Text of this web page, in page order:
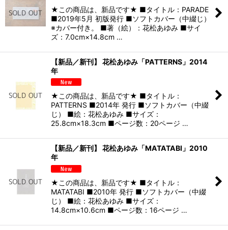
★この商品は、新品です★ ■タイトル：PARADE
■2019年5月 初版発行 ■ソフトカバー（中綴じ）
※カバー付き。 ■著（絵）：花松あゆみ ■サイ
ズ：7.0cm×14.8cm …
【新品／新刊】 花松あゆみ「PATTERNS」2014
年
★この商品は、新品です★ ■タイトル：
PATTERNS ■2014年 発行 ■ソフトカバー（中綴
じ） ■絵：花松あゆみ ■サイズ：
25.8cm×18.3cm ■ページ数：20ページ …
【新品／新刊】 花松あゆみ「MATATABI」2010
年
★この商品は、新品です★ ■タイトル：
MATATABI ■2010年 発行 ■ソフトカバー（中綴
じ） ■絵：花松あゆみ ■サイズ：
14.8cm×10.6cm ■ページ数：16ページ …